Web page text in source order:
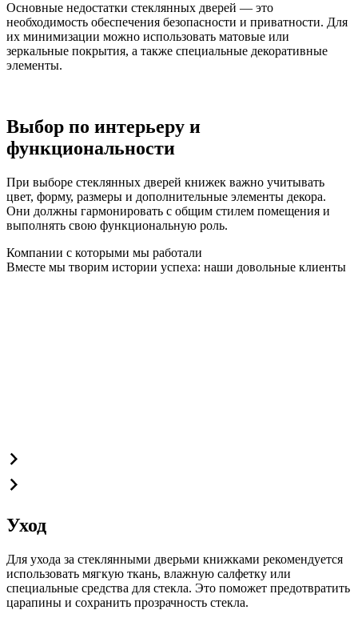
Основные недостатки стеклянных дверей — это
необходимость обеспечения безопасности и приватности. Для
их минимизации можно использовать матовые или
зеркальные покрытия, а также специальные декоративные
элементы.
Выбор по интерьеру и
функциональности
При выборе стеклянных дверей книжек важно учитывать
цвет, форму, размеры и дополнительные элементы декора.
Они должны гармонировать с общим стилем помещения и
выполнять свою функциональную роль.
Компании с которыми мы работали
Вместе мы творим истории успеха: наши довольные клиенты
Уход
Для ухода за стеклянными дверьми книжками рекомендуется
использовать мягкую ткань, влажную салфетку или
специальные средства для стекла. Это поможет предотвратить
царапины и сохранить прозрачность стекла.